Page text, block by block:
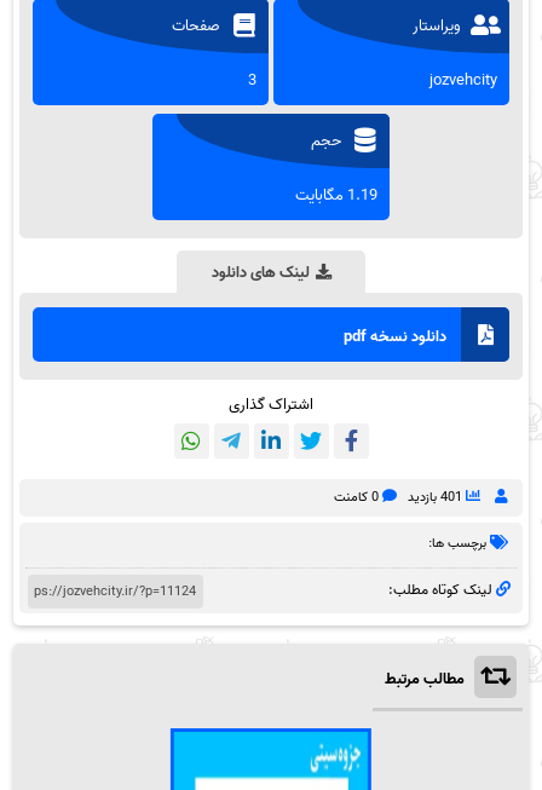
ویراستار
jozvehcity
صفحات
3
حجم
1.19 مگابایت
لینک های دانلود
دانلود نسخه pdf
اشتراک گذاری
401 بازدید 0 کامنت
برچسب ها:
لینک کوتاه مطلب:
مطالب مرتبط